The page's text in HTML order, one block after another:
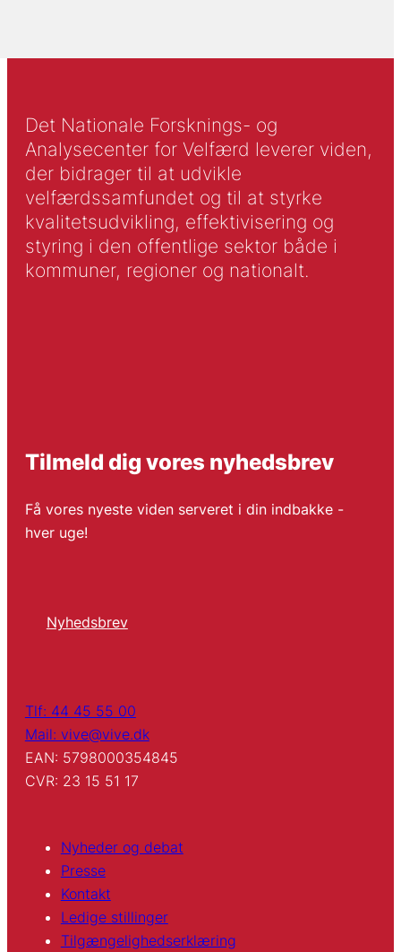
Det Nationale Forsknings- og
Analysecenter for Velfærd leverer viden,
der bidrager til at udvikle
velfærdssamfundet og til at styrke
kvalitetsudvikling, effektivisering og
styring i den offentlige sektor både i
kommuner, regioner og nationalt.
Tilmeld dig vores nyhedsbrev
Få vores nyeste viden serveret i din indbakke -
hver uge!
Nyhedsbrev
Tlf: 44 45 55 00
Mail: vive@vive.dk
EAN: 5798000354845
CVR: 23 15 51 17
Nyheder og debat
Presse
Kontakt
Ledige stillinger
Tilgængelighedserklæring